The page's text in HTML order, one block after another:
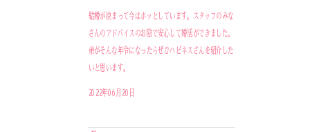
結婚が決まって今はホッとしています。スタッフのみな
さんのアドバイスのお陰で安心して婚活ができました。
弟がそんな年令になったらぜひハピネスさんを紹介した
いと思います。
2022年06月20日